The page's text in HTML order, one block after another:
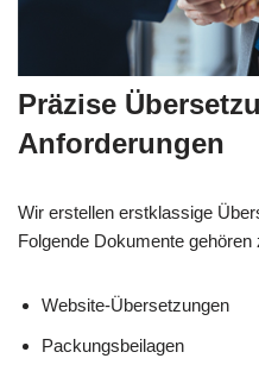
Präzise
Anforderungen
Wir erstellen erstklassige
Folgende Dokumente
Website-Übersetzungen
Packungsbeilagen